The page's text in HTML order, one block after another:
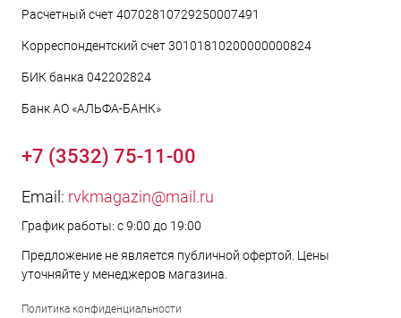
Расчетный счет 40702810729250007491
Корреспондентский счет 30101810200000000824
БИК банка 042202824
Банк АО «АЛЬФА-БАНК»
+7 (3532) 75-11-00
Email: rvkmagazin@mail.ru
График работы: с 9:00 до 19:00
Предложение не является публичной офертой. Цены
уточняйте у менеджеров магазина.
Политика конфиденциальности